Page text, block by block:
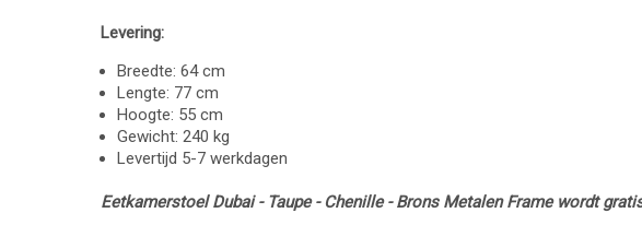
Levering:
Breedte: 64 cm
Lengte: 77 cm
Hoogte: 55 cm
Gewicht: 240 kg
Levertijd 5-7 werkdagen
Eetkamerstoel Dubai - Taupe - Chenille - Brons Metalen Frame wordt